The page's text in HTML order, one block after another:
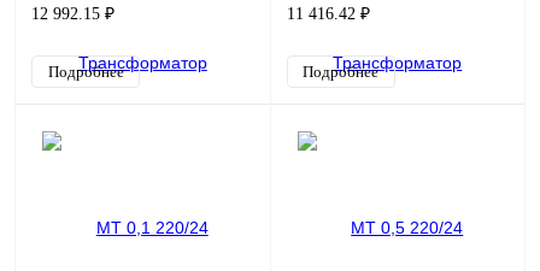
мощность 630ВА, входное
12 992.15 ₽
Подробнее
мощность 500ВА, входное
11 416.42 ₽
Подробнее